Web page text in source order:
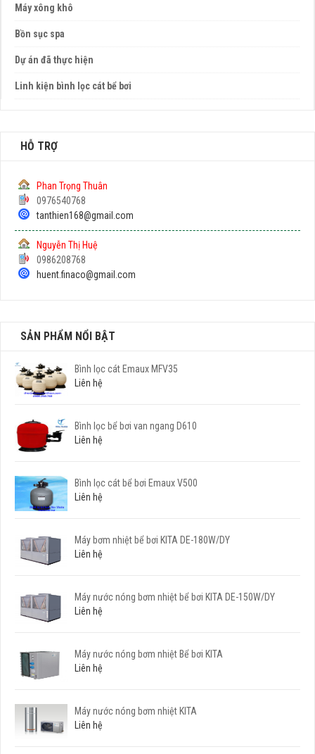
Máy xông khô
Bồn sục spa
Dự án đã thực hiện
Linh kiện bình lọc cát bể bơi
HỖ TRỢ
Phan Trọng Thuân
0976540768
tanthien168@gmail.com
Nguyễn Thị Huệ
0986208768
huent.finaco@gmail.com
SẢN PHẨM NỔI BẬT
Bình lọc cát Emaux MFV35
Liên hệ
Bình lọc bể bơi van ngang D610
Liên hệ
Bình lọc cát bể bơi Emaux V500
Liên hệ
Máy bơm nhiệt bể bơi KITA DE-180W/DY
Liên hệ
Máy nước nóng bơm nhiệt bể bơi KITA DE-150W/DY
Liên hệ
Máy nước nóng bơm nhiệt Bể bơi KITA
Liên hệ
Máy nước nóng bơm nhiệt KITA
Liên hệ